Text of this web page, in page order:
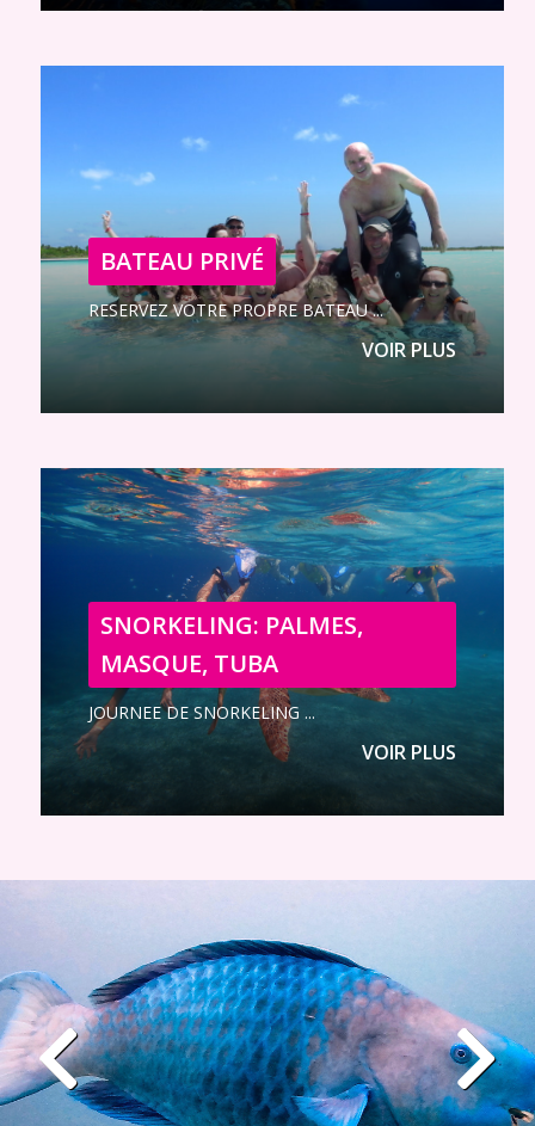
BATEAU PRIVÉ
RESERVEZ VOTRE PROPRE BATEAU ...
VOIR PLUS
SNORKELING: PALMES,
MASQUE, TUBA
JOURNEE DE SNORKELING ...
VOIR PLUS